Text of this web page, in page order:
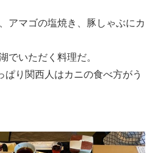
アマゴの塩焼き、豚しゃぶにカ
でいただく料理だ。
ぱり関西人はカニの食べ方がう